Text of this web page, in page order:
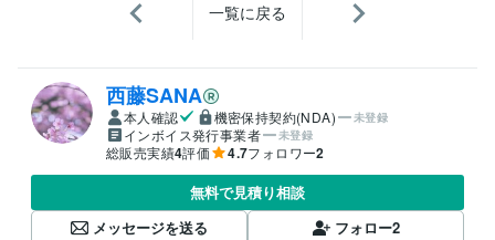
一覧に戻る
西藤SANA
本人確認 機密保持契約(NDA) 未登録
インボイス発行事業者 未登録
総販売実績4評価 4.7フォロワー2
無料で見積り相談
メッセージを送る
フォロー2